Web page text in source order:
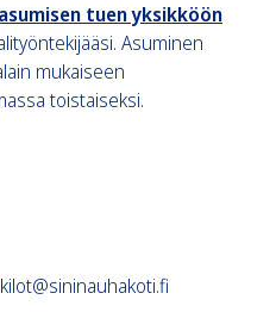
asumisen tuen yksikköön
Asuminen
mukaiseen
toistaiseksi.